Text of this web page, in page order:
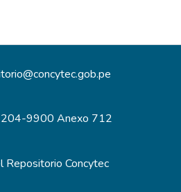
9900 Anexo 712
Repositorio Concytec